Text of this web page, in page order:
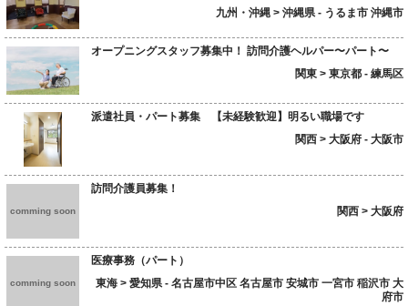
九州・沖縄 > 沖縄県 - うるま市 沖縄市
オープニングスタッフ募集中！ 訪問介護ヘルパー〜パート〜
関東 > 東京都 - 練馬区
派遣社員・パート募集 【未経験歓迎】明るい職場です
関西 > 大阪府 - 大阪市
comming soon
訪問介護員募集！
関西 > 大阪府
comming soon
医療事務（パート）
東海 > 愛知県 - 名古屋市中区 名古屋市 安城市 一宮市 稲沢市 大
府市